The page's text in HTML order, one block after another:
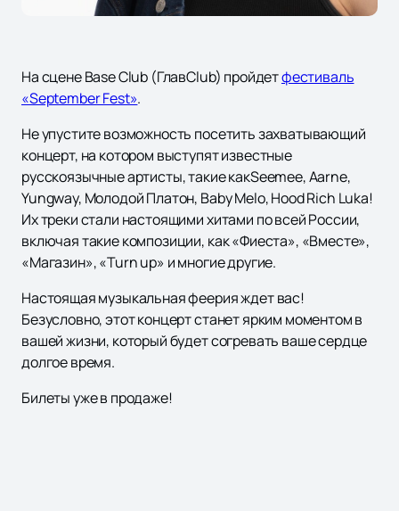
На сцене Base Club (ГлавClub) пройдетфестиваль
«September Fest».
Не упустите возможность посетить захватывающий
концерт, на котором выступят известные
русскоязычные артисты, такие какSeemee, Aarne,
Yungway, Молодой Платон, Baby Melo, Hood Rich Luka!
Их треки стали настоящими хитами по всей России,
включая такие композиции, как «Фиеста», «Вместе»,
«Магазин», «Turn up» и многие другие.
Настоящая музыкальная феерия ждет вас!
Безусловно, этот концерт станет ярким моментом в
вашей жизни, который будет согревать ваше сердце
долгое время.
Билеты уже в продаже!